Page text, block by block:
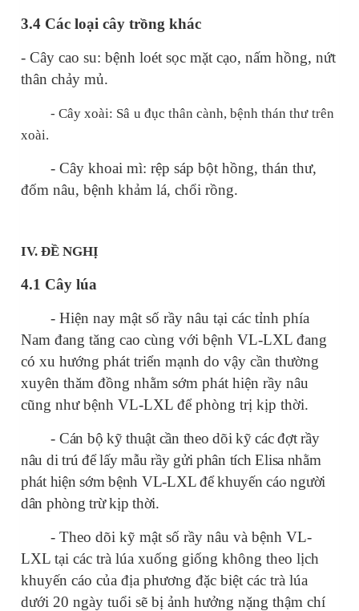
3.4 Các loại cây trồng khác
- Cây cao su: bệnh loét sọc mặt cạo, nấm hồng, nứt
thân chảy mủ.
- Cây xoài: Sâ u đụcthâncành, bệnh thán thư trên
xoài.
- Cây khoai mì: rệp sáp bột hồng, thán thư,
đốm nâu, bệnh khảm lá, chổi rồng.
IV. ĐỀ NGHỊ
4.1 Cây lúa
- Hiện nay mật số rầy nâu tại các tỉnh phía
Nam đang tăng cao cùng với bệnh VL-LXL đang
có xu hướng phát triển mạnh do vậy cần thường
xuyên thăm đồng nhằm sớm phát hiện rầy nâu
cũng như bệnh VL-LXL để phòng trị kịp thời.
- Cán bộ kỹ thuật cần theo dõi kỹ các đợt rầy
nâu di trú để lấy mẫu rầy gửi phân tích Elisa nhằm
phát hiện sớm bệnh VL-LXL để khuyến cáo người
dân phòng trừ kịp thời.
- Theo dõi kỹ mật số rầy nâu và bệnh VL-
LXL tại các trà lúa xuống giống không theo lịch
khuyến cáo của địa phương đặc biệt các trà lúa
dưới 20 ngày tuổi sẽ bị ảnh hưởng nặng thậm chí